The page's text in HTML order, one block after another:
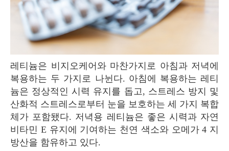
레티늄은 비지오케어와 마찬가지로 아침과 저녁에
복용하는 두 가지로 나뉜다. 아침에 복용하는 레티
늄은 정상적인 시력 유지를 돕고, 스트레스 방지 및
산화적 스트레스로부터 눈을 보호하는 세 가지 복합
체가 포함됐다. 저녁용 레티늄은 좋은 시력과 자연
비타민 E 유지에 기여하는 천연 색소와 오메가 4 지
방산을 함유하고 있다.